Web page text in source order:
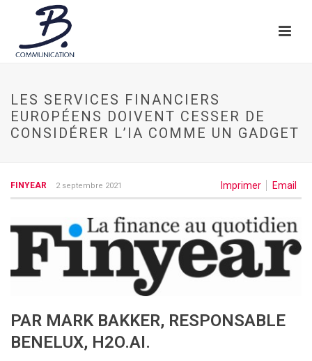
LES SERVICES FINANCIERS
EUROPÉENS DOIVENT CESSER DE
CONSIDÉRER L’IA COMME UN GADGET
Imprimer Email
FINYEAR 2 septembre 2021
PAR MARK BAKKER, RESPONSABLE
BENELUX, H2O.AI.